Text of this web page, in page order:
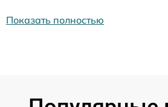
Показать полностью